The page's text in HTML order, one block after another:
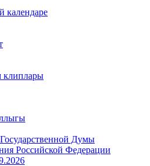
календаре
клиплары
Думы
Российской Федерации